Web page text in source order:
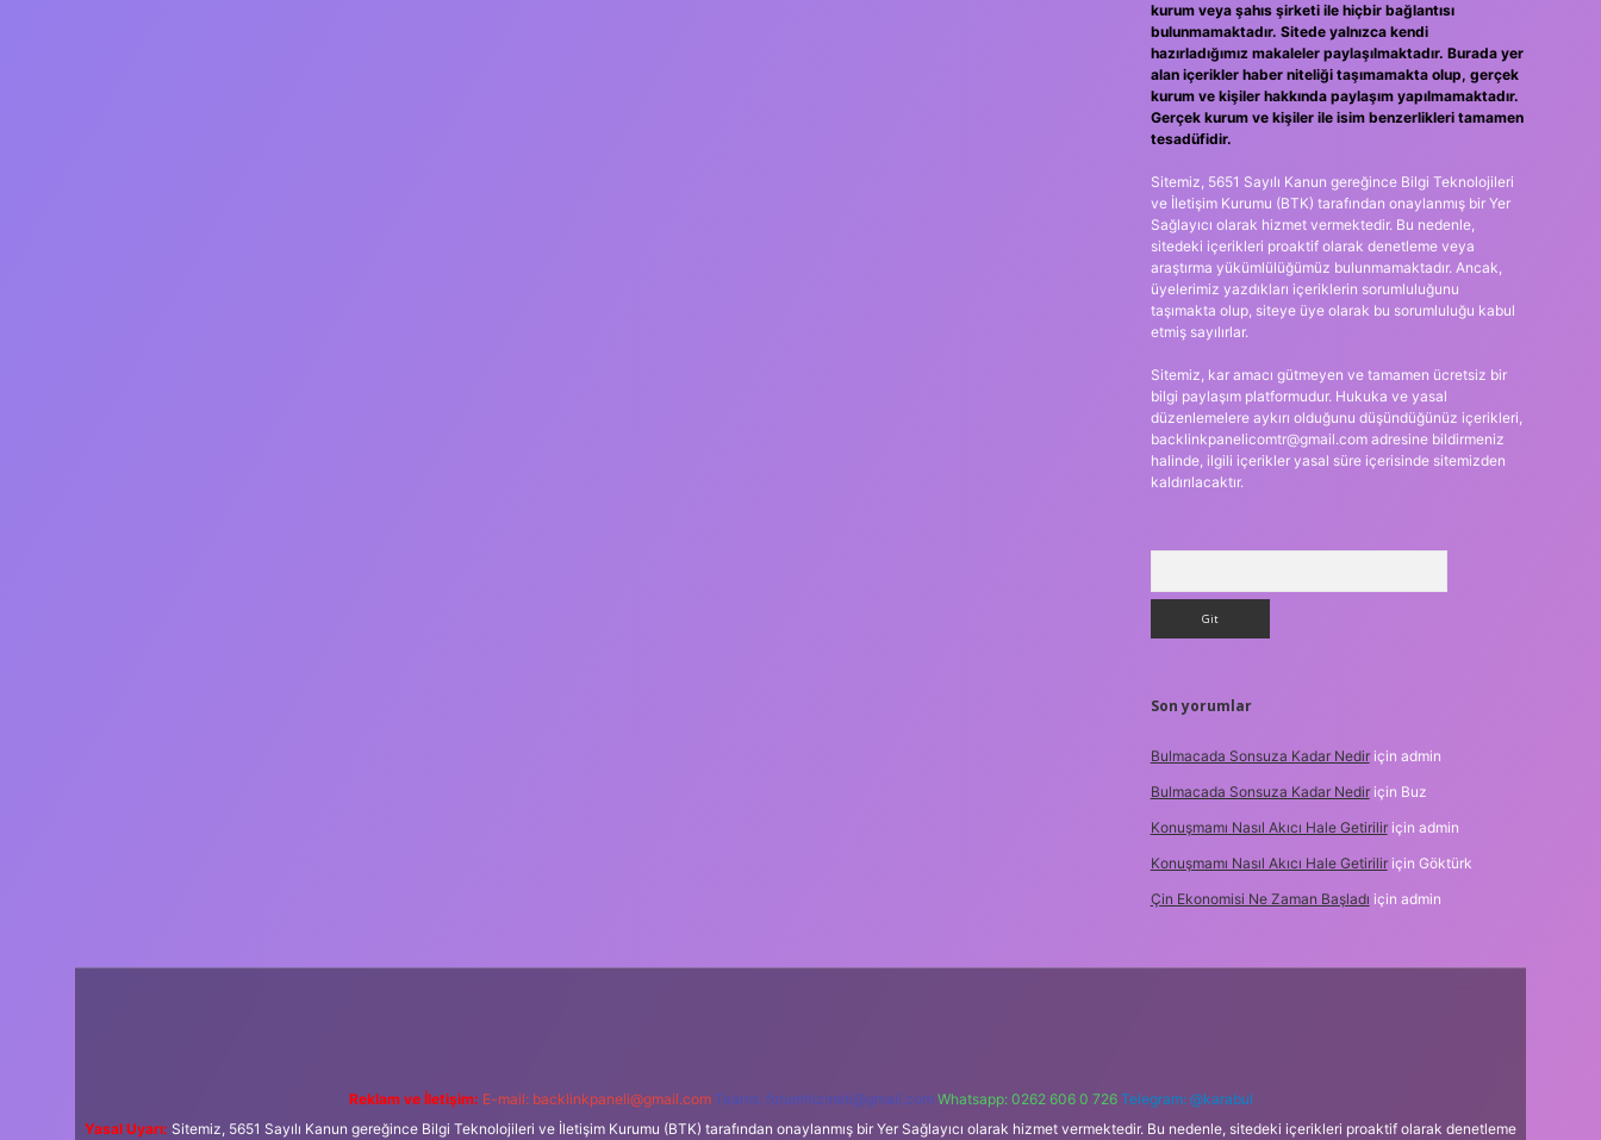
kurum veya şahıs şirketi ile hiçbir bağlantısı
bulunmamaktadır. Sitede yalnızca kendi
hazırladığımız makaleler paylaşılmaktadır. Burada yer
alan içerikler haber niteliği taşımamakta olup, gerçek
kurum ve kişiler hakkında paylaşım yapılmamaktadır.
Gerçek kurum ve kişiler ile isim benzerlikleri tamamen
tesadüfidir.
Sitemiz, 5651 Sayılı Kanun gereğince Bilgi Teknolojileri
ve İletişim Kurumu (BTK) tarafından onaylanmış bir Yer
Sağlayıcı olarak hizmet vermektedir. Bu nedenle,
sitedeki içerikleri proaktif olarak denetleme veya
araştırma yükümlülüğümüz bulunmamaktadır. Ancak,
üyelerimiz yazdıkları içeriklerin sorumluluğunu
taşımakta olup, siteye üye olarak bu sorumluluğu kabul
etmiş sayılırlar.
Sitemiz, kar amacı gütmeyen ve tamamen ücretsiz bir
bilgi paylaşım platformudur. Hukuka ve yasal
düzenlemelere aykırı olduğunu düşündüğünüz içerikleri,
backlinkpanelicomtr@gmail.comadresine bildirmeniz
halinde, ilgili içerikler yasal süre içerisinde sitemizden
kaldırılacaktır.
Son yorumlar
Bulmacada Sonsuza Kadar Nediriçin admin
Bulmacada Sonsuza Kadar Nediriçin Buz
Konuşmamı Nasıl Akıcı Hale Getiriliriçin admin
Konuşmamı Nasıl Akıcı Hale Getiriliriçin Göktürk
Çin Ekonomisi Ne Zaman Başladı için admin
Reklam ve İletişim: E-mail: backlinkpaneli@gmail.com Teams: forumhizmeti@gmail.com Whatsapp: 0262 606 0 726 Telegram: @karabul
Yasal Uyarı: Sitemiz, 5651 Sayılı Kanun gereğince Bilgi Teknolojileri ve İletişim Kurumu (BTK) tarafından onaylanmış bir Yer Sağlayıcı olarak hizmet vermektedir. Bu nedenle, sitedeki içerikleri proaktif olarak denetleme